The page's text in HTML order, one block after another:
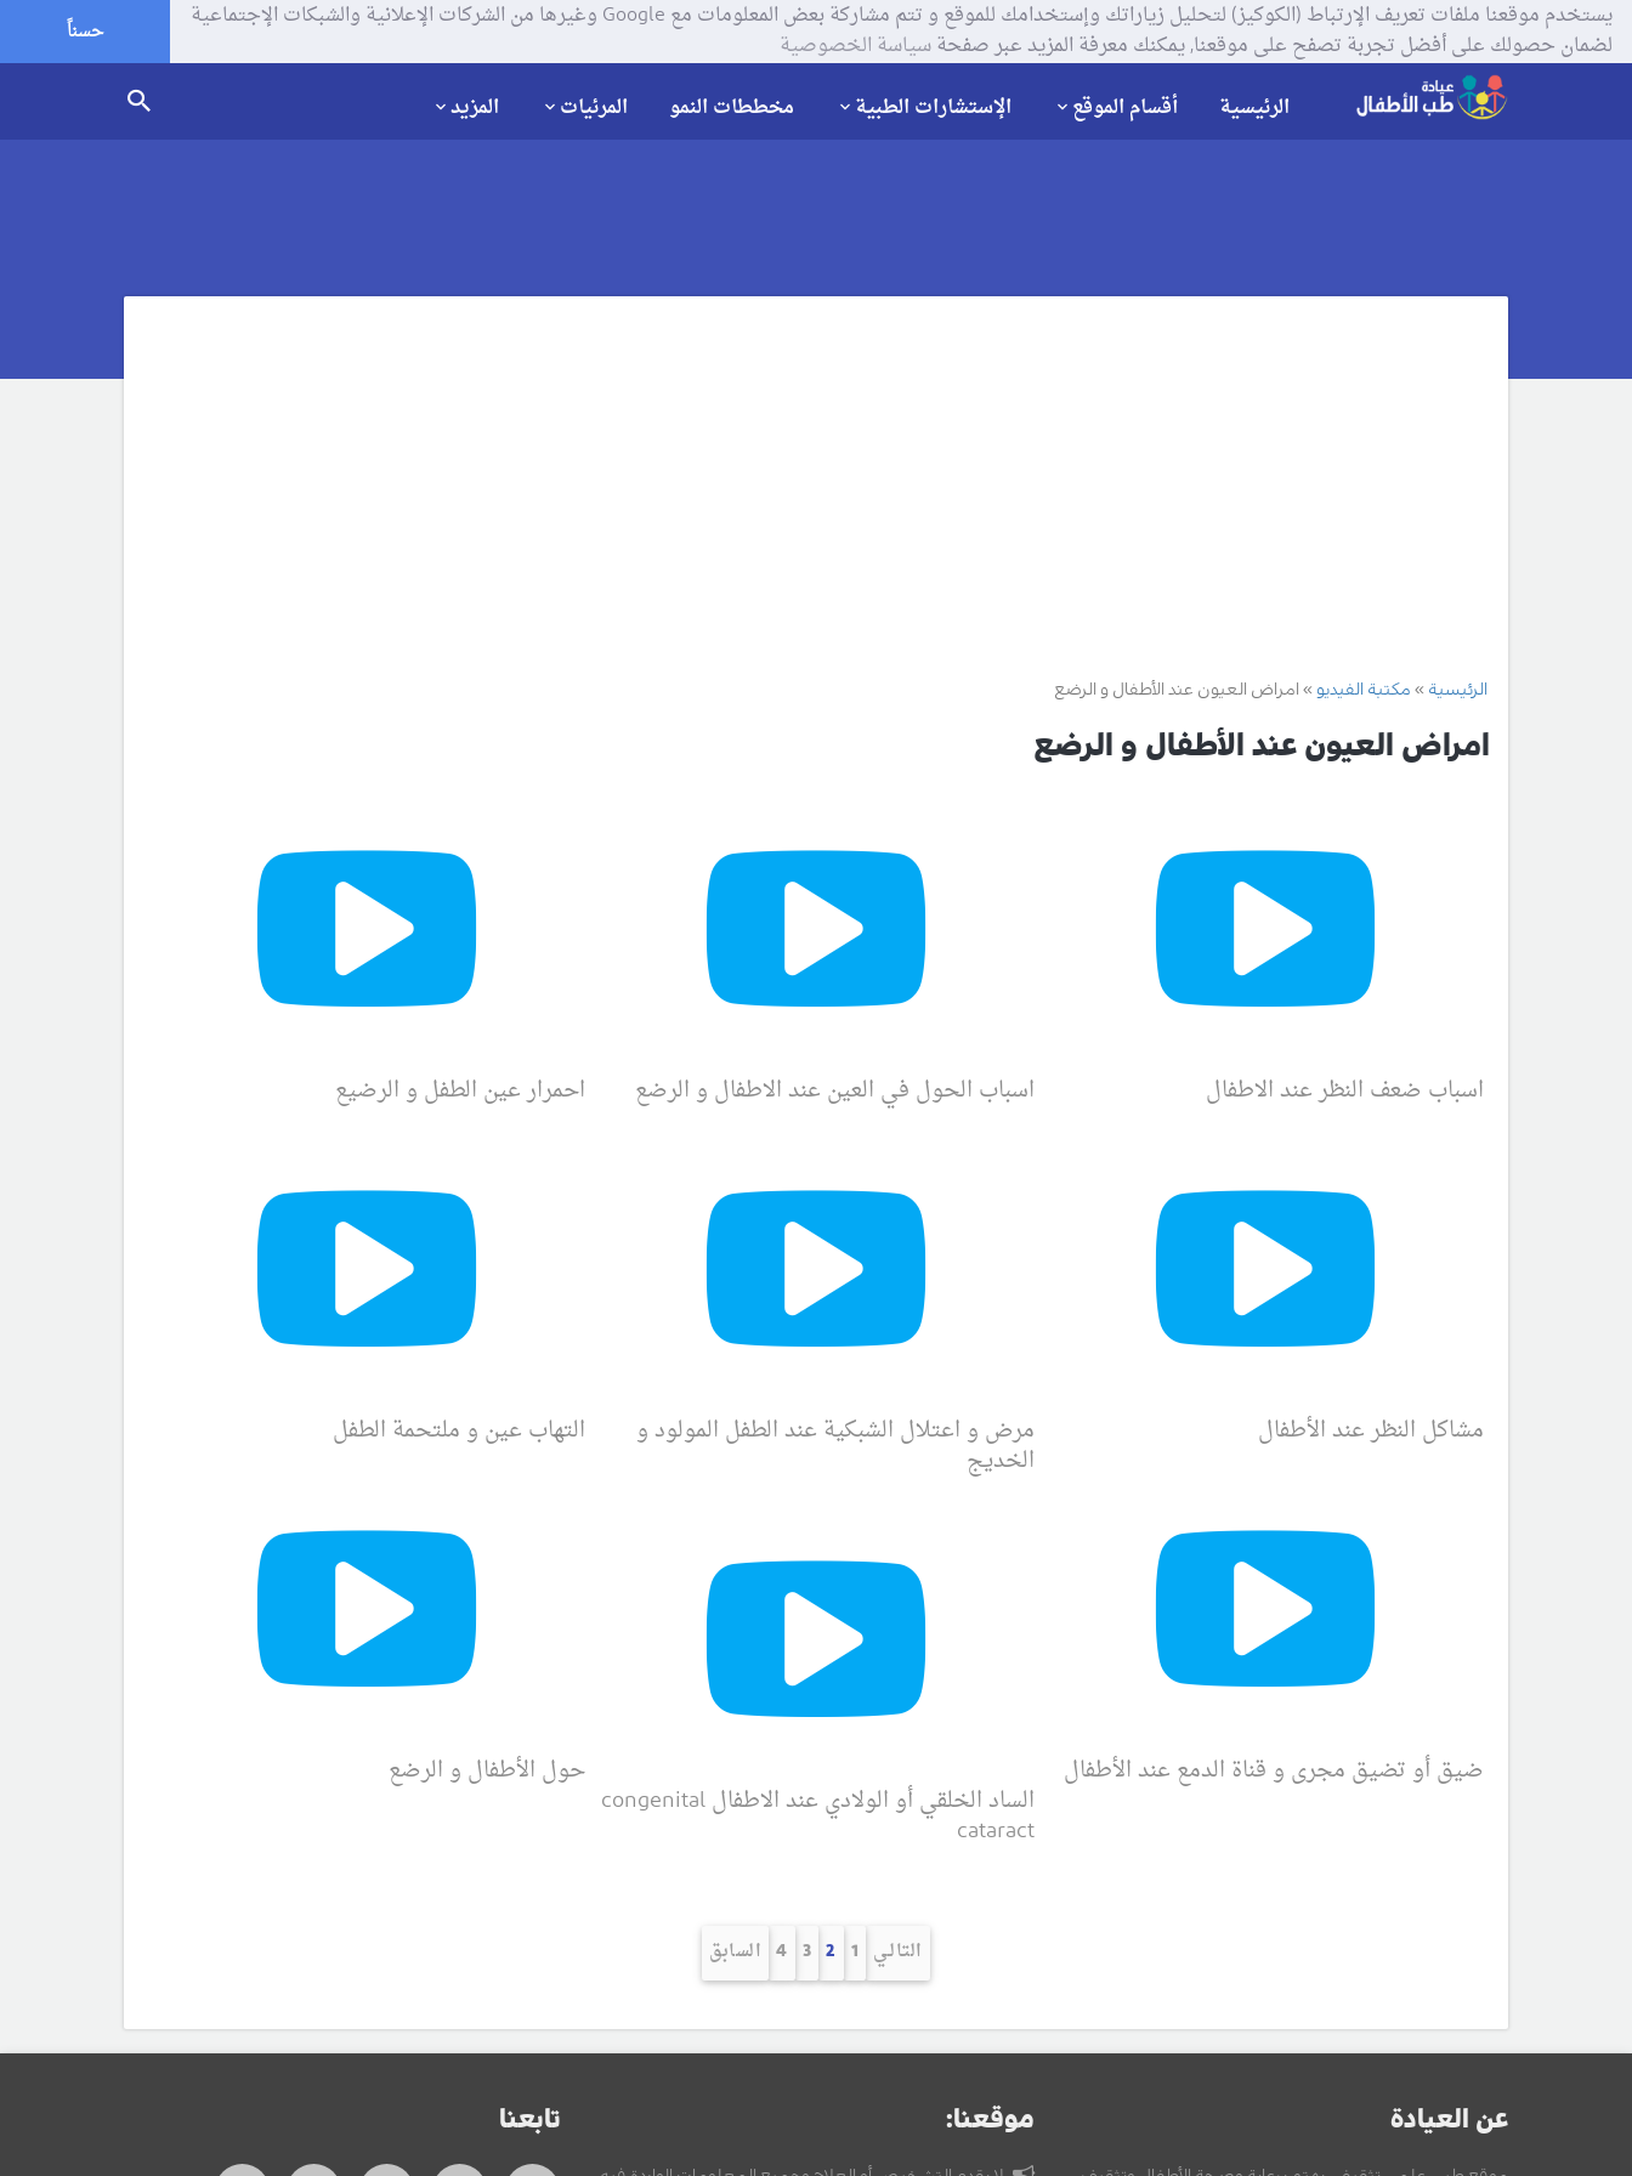
يستخدم موقعنا ملفات تعريف الإرتباط (الكوكيز) لتحليل زياراتك وإستخدامك للموقع و تتم مشاركة بعض المعلومات مع Google وغيرها من الشركات الإعلانية والشبكات الإجتماعية
لضمان حصولك على أفضل تجربة تصفح على موقعنا, يمكنك معرفة المزيد عبر صفحةسياسة الخصوصية حسناً
الرئيسية أقسام الموقع الإستشارات الطبية مخططات النمو المرئيات المزيد
الرئيسية مكتبة الفيديو امراض العيون عند الأطفال و الرضع
امراض العيون عند الأطفال و الرضع
اسباب ضعف النظر عند الاطفال اسباب الحول في العين عند الاطفال و الرضع احمرار عين الطفل و الرضيع
مشاكل النظر عند الأطفال مرض و اعتلال الشبكية عند الطفل المولود و
الخديج
التهاب عين و ملتحمة الطفل
ضيق أو تضيق مجرى و قناة الدمع عند الأطفال حول الأطفال و الرضع
الساد الخلقي أو الولادي عند الاطفال congenital
cataract
التالـي 1
2
3
4 السابق
عن العيادة موقعنا: تابعنا